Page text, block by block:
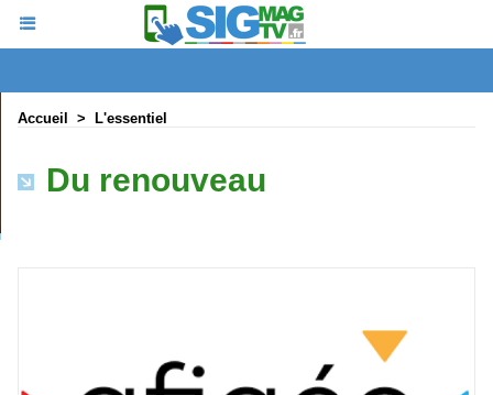
Accueil > L'essentiel
Du renouveau